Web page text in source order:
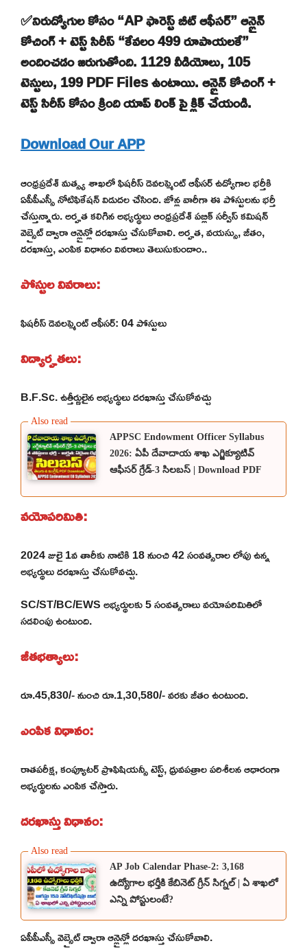
✅నిరుద్యోగుల కోసం “AP ఫారెస్ట్ బీట్ ఆఫీసర్” ఆన్లైన్
కోచింగ్ + టెస్ట్ సిరీస్ “కేవలం 499 రూపాయలకే”
అందించడం జరుగుతోంది. 1129 వీడియోలు, 105
టెస్టులు, 199 PDF Files ఉంటాయి. ఆన్లైన్ కోచింగ్ +
టెస్ట్ సిరీస్ కోసం క్రింది యాప్ లింక్ పై క్లిక్ చేయండి.
Download Our APP
ఆంధ్రప్రదేశ్ మత్స్య శాఖలో ఫిషరీస్ డెవలప్మెంట్ ఆఫీసర్ ఉద్యోగాల భర్తీకి
ఏపీపీఎస్సీ నోటిఫికేషన్ విడుదల చేసింది. జోన్ల వారీగా ఈ పోస్టులను భర్తీ
చేస్తున్నారు. అర్హత కలిగిన అభ్యర్థులు ఆంధ్రప్రదేశ్ పబ్లిక్ సర్వీస్ కమిషన్
వెబ్సైట్ ద్వారా ఆన్లైన్లో దరఖాస్తు చేసుకోవాలి. అర్హత, వయస్సు, జీతం,
దరఖాస్తు, ఎంపిక విధానం వివరాలు తెలుసుకుందాం..
పోస్టుల వివరాలు:
ఫిషరీస్ డెవలప్మెంట్ ఆఫీసర్: 04 పోస్టులు
విద్యార్హతలు:
B.F.Sc. ఉత్తీర్ణులైన అభ్యర్థులు దరఖాస్తు చేసుకోవచ్చు
APPSC Endowment Officer Syllabus
2026: ఏపీ దేవాదాయ శాఖ ఎగ్జిక్యూటివ్
ఆఫీసర్ గ్రేడ్-3 సిలబస్ | Download PDF
వయోపరిమితి:
2024 జులై 1వ తారీకు నాటికి 18 నుంచి 42 సంవత్సరాల లోపు ఉన్న
అభ్యర్థులు దరఖాస్తు చేసుకోవచ్చు.
SC/ST/BC/EWS అభ్యర్థులకు 5 సంవత్సరాలు వయోపరిమితిలో
సడలింపు ఉంటుంది.
జీతభత్యాలు:
రూ.45,830/- నుంచి రూ.1,30,580/- వరకు జీతం ఉంటుంది.
ఎంపిక విధానం:
రాతపరీక్ష, కంప్యూటర్ ప్రొఫిషియన్సీ టెస్ట్, ధ్రువపత్రాల పరిశీలన ఆధారంగా
అభ్యర్థులను ఎంపిక చేస్తారు.
దరఖాస్తు విధానం:
AP Job Calendar Phase-2: 3,168
ఉద్యోగాల భర్తీకి కేబినెట్ గ్రీన్ సిగ్నల్ | ఏ శాఖలో
ఎన్ని పోస్టులంటే?
ఏపీపీఎస్సీ వెబ్సైట్ ద్వారా ఆన్లైన్లో దరఖాస్తు చేసుకోవాలి.